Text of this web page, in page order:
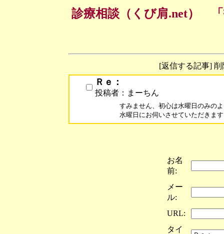
診療相談（くび肩.net）
[返信する記事]
Ｒｅ：
投稿者：まーちん
すみません、初心は水曜日のみの
水曜日にお伺いさせていただきま
お名
前:
メー
ル:
URL:
タイ